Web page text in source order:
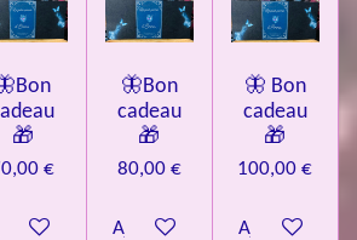
🎁
€
au panier
🦋Bon
cadeau
🎁
80,00 €
Ajouter au panier
🦋 Bon
cadeau
🎁
100,00 €
Ajouter au